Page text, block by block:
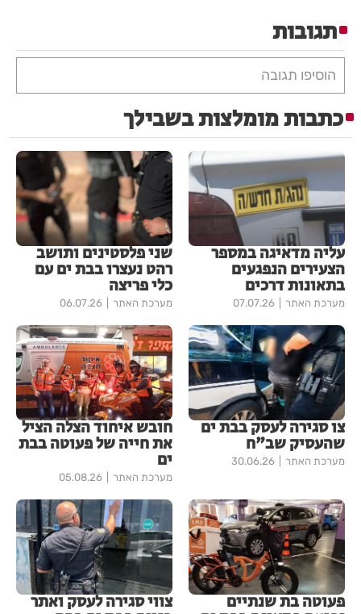
תגובות
הוסיפו תגובה
כתבות מומלצות בשבילך
עליה מדאיגה במספר
הצעירים הנפגעים
בתאונות דרכים
מערכת האתר 07.07.26
שני פלסטינים ותושב
רהט נעצרו בבת ים עם
כלי פריצה
מערכת האתר 06.07.26
צו סגירה לעסק בבת ים
שהעסיק שב"ח
מערכת האתר 30.06.26
חובש איחוד הצלה הציל
את חייה של פעוטה בבת
ים
מערכת האתר 05.08.26
פעוטה בת שנתיים צווי סגירה לעסק ואתר